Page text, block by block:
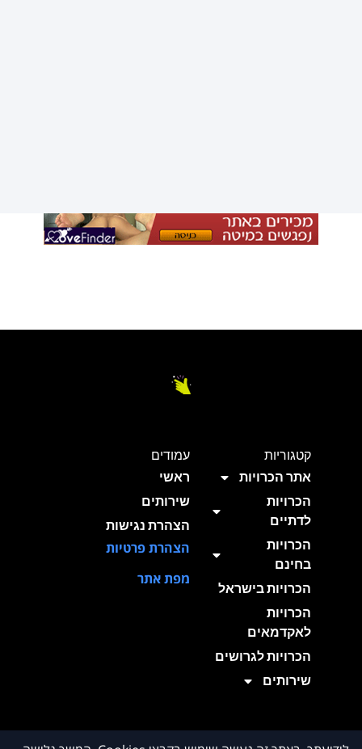
קטגוריות
אתר הכרויות
הכרויות
לדתיים
הכרויות
בחינם
הכרויות בישראל
הכרויות
לאקדמאים
הכרויות לגרושים
שירותים
עמודים
ראשי
שירותים
הצהרת נגישות
הצהרת פרטיות
מפת אתר